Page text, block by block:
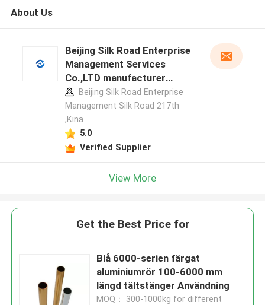
About Us
Beijing Silk Road Enterprise
Management Services
Co.,LTD manufacturer
profileBeijing Silk Road Enterprise
Management Silk Road 217th
,Kina
5.0
Verified Supplier
View More
Get the Best Price for
Blå 6000-serien färgat
aluminiumrör 100-6000 mm
längd tältstänger Användning
MOQ： 300-1000kg for different